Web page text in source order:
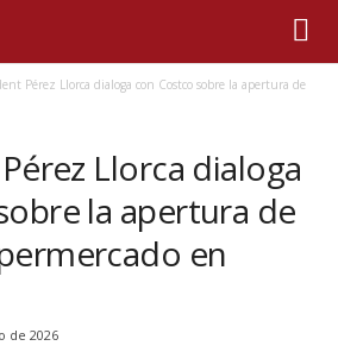
Pérez Llorca dialoga con Costco sobre la apertura de
Llorca dialoga
la apertura de
en
de 2026